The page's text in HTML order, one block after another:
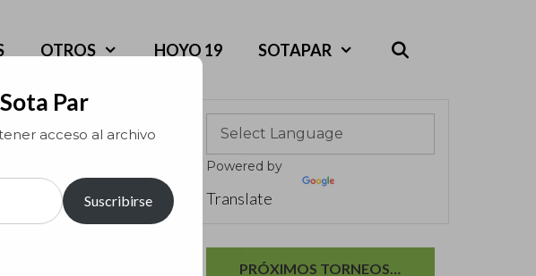
OTROS HOYO 19 SOTAPAR
Powered by
Translate
PRÓXIMOS TORNEOS…
Par
acceso al archivo
Suscribirse